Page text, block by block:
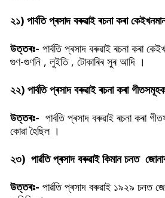
২১) পাৰ্বতি প্ৰসাদ বৰুৱাইৰচনা কৰা
উত্তৰঃ- পাৰ্বতি প্ৰসাদ বৰুৱাই ৰচনা কৰা
গুণ-গুণনি , লুইতি , টোকাৰিৰ সুৰ আদি ।
২২) পাৰ্বতি প্ৰসাদ বৰুৱাই ৰচনা কৰা
উত্তৰঃ- পাৰ্বতি প্ৰসাদ বৰুৱাই ৰচনা কৰা
কোৱা হৈছিল ।
২৩) পাৰ্ৱতি প্ৰসাদ বৰুৱাই কিমান চনত
উত্তৰঃ- পাৰ্ৱতি প্ৰসাদ বৰুৱাই ১৯২৯ চনত